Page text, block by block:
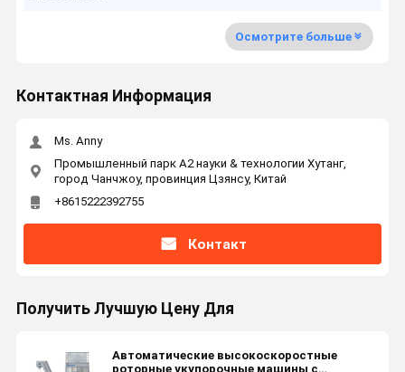
Осмотрите больше
Контактная Информация
Ms. Anny
Промышленный парк А2 науки & технологии Хутанг,
город Чанчжоу, провинция Цзянсу, Китай
+8615222392755
Контакт
Получить Лучшую Цену Для
Автоматические высокоскоростные
роторные укупорочные машины с